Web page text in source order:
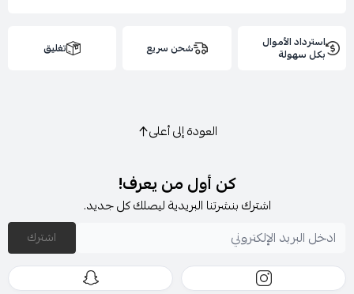
إضافات : لا يوجد
استرداد الأموال
بكل سهولة شحن سريع تغليق
العودة إلى أعلى
كن أول من يعرف!
اشترك بنشرتنا البريدية ليصلك كل جديد.
اشترك